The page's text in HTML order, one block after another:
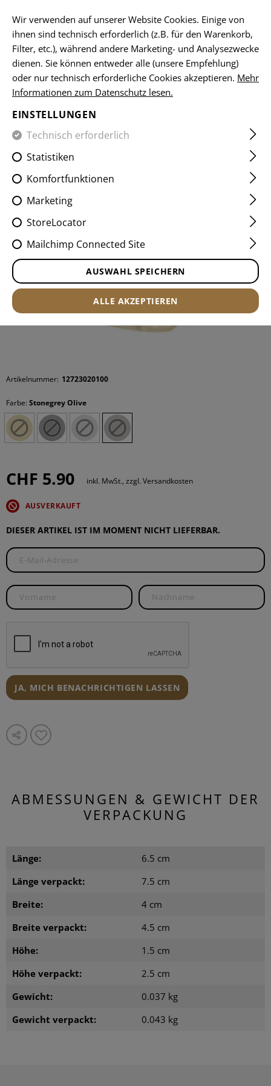
HOME EQUIPMENT ACCESSOIRES FEUERZEUGE
STORM POCKET LIGHTER
MK.III
Artikelnummer: 12723020100
Farbe: Stonegrey Olive
CHF 5.90 inkl. MwSt., zzgl. Versandkosten
AUSVERKAUFT
DIESER ARTIKEL IST IM MOMENT NICHT LIEFERBAR.
JA, MICH BENACHRICHTIGEN LASSEN
ABMESSUNGEN & GEWICHT DER
VERPACKUNG
Länge:
6.5 cm
Länge verpackt:
7.5 cm
Breite:
4 cm
Breite verpackt:
4.5 cm
Höhe:
1.5 cm
Höhe verpackt:
2.5 cm
Gewicht:
0.037 kg
Gewicht verpackt:
0.043 kg
Wir verwenden auf unserer Website Cookies. Einige von
ihnen sind technisch erforderlich (z.B. für den Warenkorb,
Filter, etc.), während andere Marketing- und Analysezwecke
dienen. Sie können entweder alle (unsere Empfehlung)
oder nur technisch erforderliche Cookies akzeptieren. Mehr
Informationen zum Datenschutz lesen.
EINSTELLUNGEN
Technisch erforderlich
Statistiken
Komfortfunktionen
Marketing
StoreLocator
Mailchimp Connected Site
AUSWAHL SPEICHERN
ALLE AKZEPTIEREN